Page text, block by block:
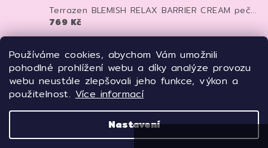
Používáme cookies, abychom Vám umožnili
pohodlné prohlížení webu a díky analýze provozu
webu neustále zlepšovali jeho funkce, výkon a
použitelnost.Více informací
Nastavení
Terrazen BLEMISH RELAX BARRIER CREAM pečující krém proti kuperóze a rosacee 50 ml
769 Kč
129 Kč
669 Kč
Copyright 2026Freyja'sTOUCH. Všechna práva